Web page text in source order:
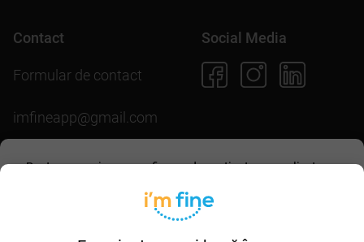
Pentru scopuri precum afișarea de conținut personalizat,
navigării pe acest site înseamnă că ești de acord să
permiți colectarea de informații prin cookie-uri.
Contact
Formular de contact
imfineapp@gmail.com
Social Media